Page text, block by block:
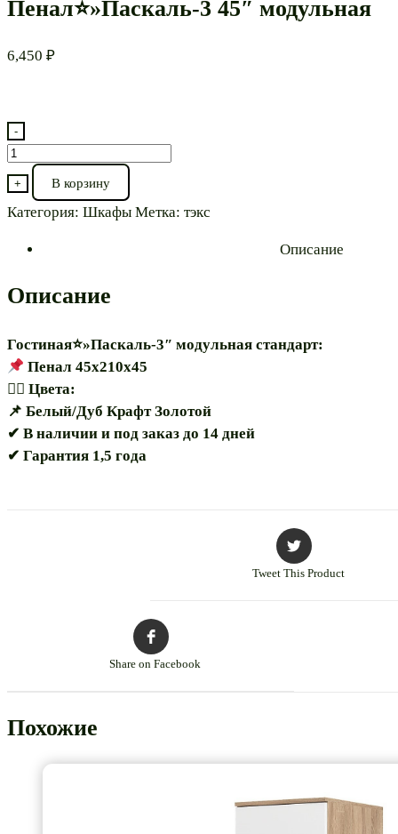
Пенал⭐»Паскаль-3 45″ модульная
6,450 ₽
-
Количество
товара
Пенал⭐"Паскаль-3
45"
+ В корзину
Категория: Шкафы Метка: тэкс
Описание
Описание
Гостиная⭐»Паскаль-3″ модульная стандарт:
Пенал 45х210х45
🏳️‍🌈 Цвета:
📌 Белый/Дуб Крафт Золотой
✔ В наличии и под заказ до 14 дней
✔ Гарантия 1,5 года
Tweet This Product
Share on Facebook
Похожие